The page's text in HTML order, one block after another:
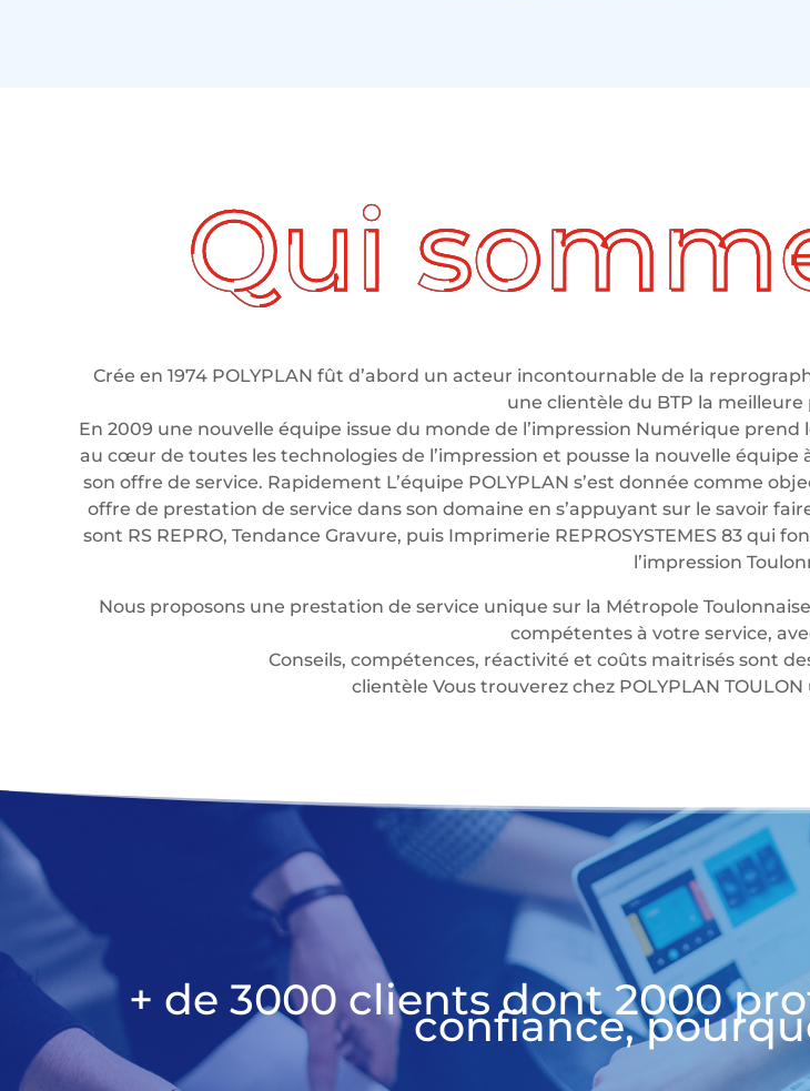
Crée en 1974 POLYPLAN fût d’abord un acteur incontournable de la
une clientèle du BTP la
En 2009 une nouvelle équipe issue du monde de l’impression Numérique
au cœur de toutes les technologies de l’impression et pousse la nouvelle
son offre de service. Rapidement L’équipe POLYPLAN s’est donnée comme
offre de prestation de service dans son domaine en s’appuyant sur le savoir
sont RS REPRO, Tendance Gravure, puis Imprimerie REPROSYSTEMES 83 qui
l’impression
Nous proposons une prestation de service unique sur la Métropole
compétentes à votre service,
Conseils, compétences, réactivité et coûts maitrisés sont
clientèle Vous trouverez chez POLYPLAN
+ de 3000 clients dont 2000
confiance,